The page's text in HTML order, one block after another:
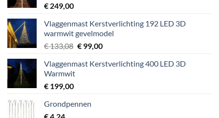
€ 249,00
Vlaggenmast Kerstverlichting 192 LED 3D
warmwit gevelmodel
€133,08 Oorspronkelijke
was:
€99,00Huidige
is:
Vlaggenmast Kerstverlichting 400 LED 3D
Warmwit
€ 199,00
Grondpennen